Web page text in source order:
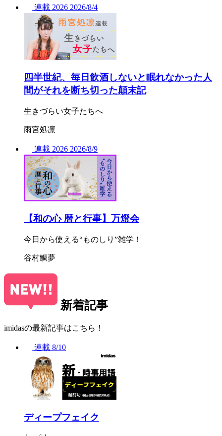
連載 2026 2026/8/4
四半世紀、毎日飲酒しないと眠れなかった人
間がそれを断ち切った顛末記
生きづらい女子たちへ
雨宮処凛
連載 2026 2026/8/9
【和の心 暦と行事】万燈会
今日から使える“ものしり”雑学！
谷村鯛夢
新着記事
imidasの最新記事はこちら！
連載 8/10
ディープフェイク